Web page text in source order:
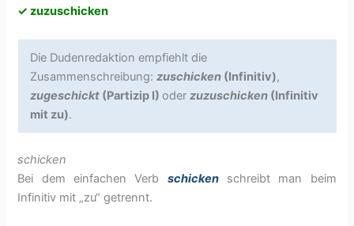
✓ zuzuschicken
Die Dudenredaktion empfiehlt die
Zusammenschreibung:zuschicken (Infinitiv),
zugeschickt (Partizip I) oderzuzuschicken (Infinitiv
mit zu).
schicken
Bei dem einfachen Verb schickenschreibt man beim
Infinitiv mit „zu“ getrennt.